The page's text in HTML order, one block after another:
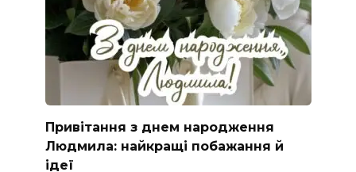
Привітання з днем народження
Людмила: найкращі побажання й
ідеї